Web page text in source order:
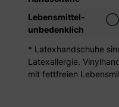
Lebensmittel­
unbedenklich
* Latexhandschuhe
Latexallergie.
mit fettfreien